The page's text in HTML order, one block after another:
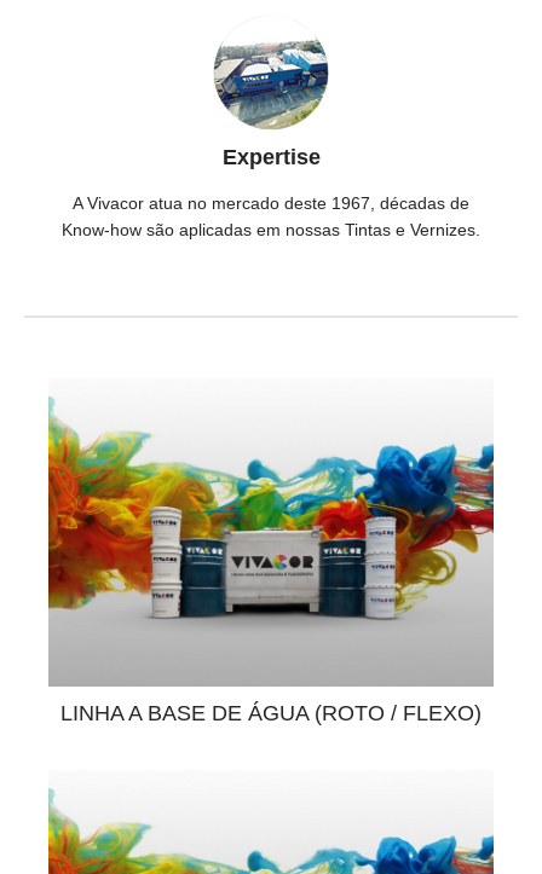
Expertise
A Vivacor atua no mercado deste 1967, décadas de
Know-how são aplicadas em nossas Tintas e Vernizes.
LINHA A BASE DE ÁGUA (ROTO / FLEXO)